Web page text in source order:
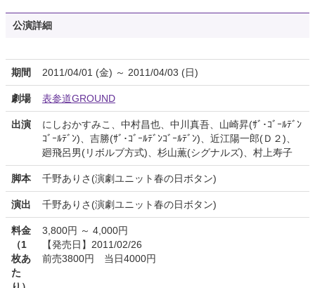
公演詳細
期間 2011/04/01 (金) ～ 2011/04/03 (日)
劇場 表参道GROUND
出演
にしおかすみこ、中村昌也、中川真吾、山崎昇(ｻﾞ･ｺﾞｰﾙﾃﾞﾝ
ｺﾞｰﾙﾃﾞﾝ)、吉勝(ｻﾞ･ｺﾞｰﾙﾃﾞﾝｺﾞｰﾙﾃﾞﾝ)、近江陽一郎(Ｄ２)、
廻飛呂男(リボルブ方式)、杉山薫(シグナルズ)、村上寿子
脚本 千野ありさ(演劇ユニット春の日ボタン)
演出 千野ありさ(演劇ユニット春の日ボタン)
料金
（1
枚あ
た
3,800円 ～ 4,000円
【発売日】2011/02/26
前売3800円 当日4000円